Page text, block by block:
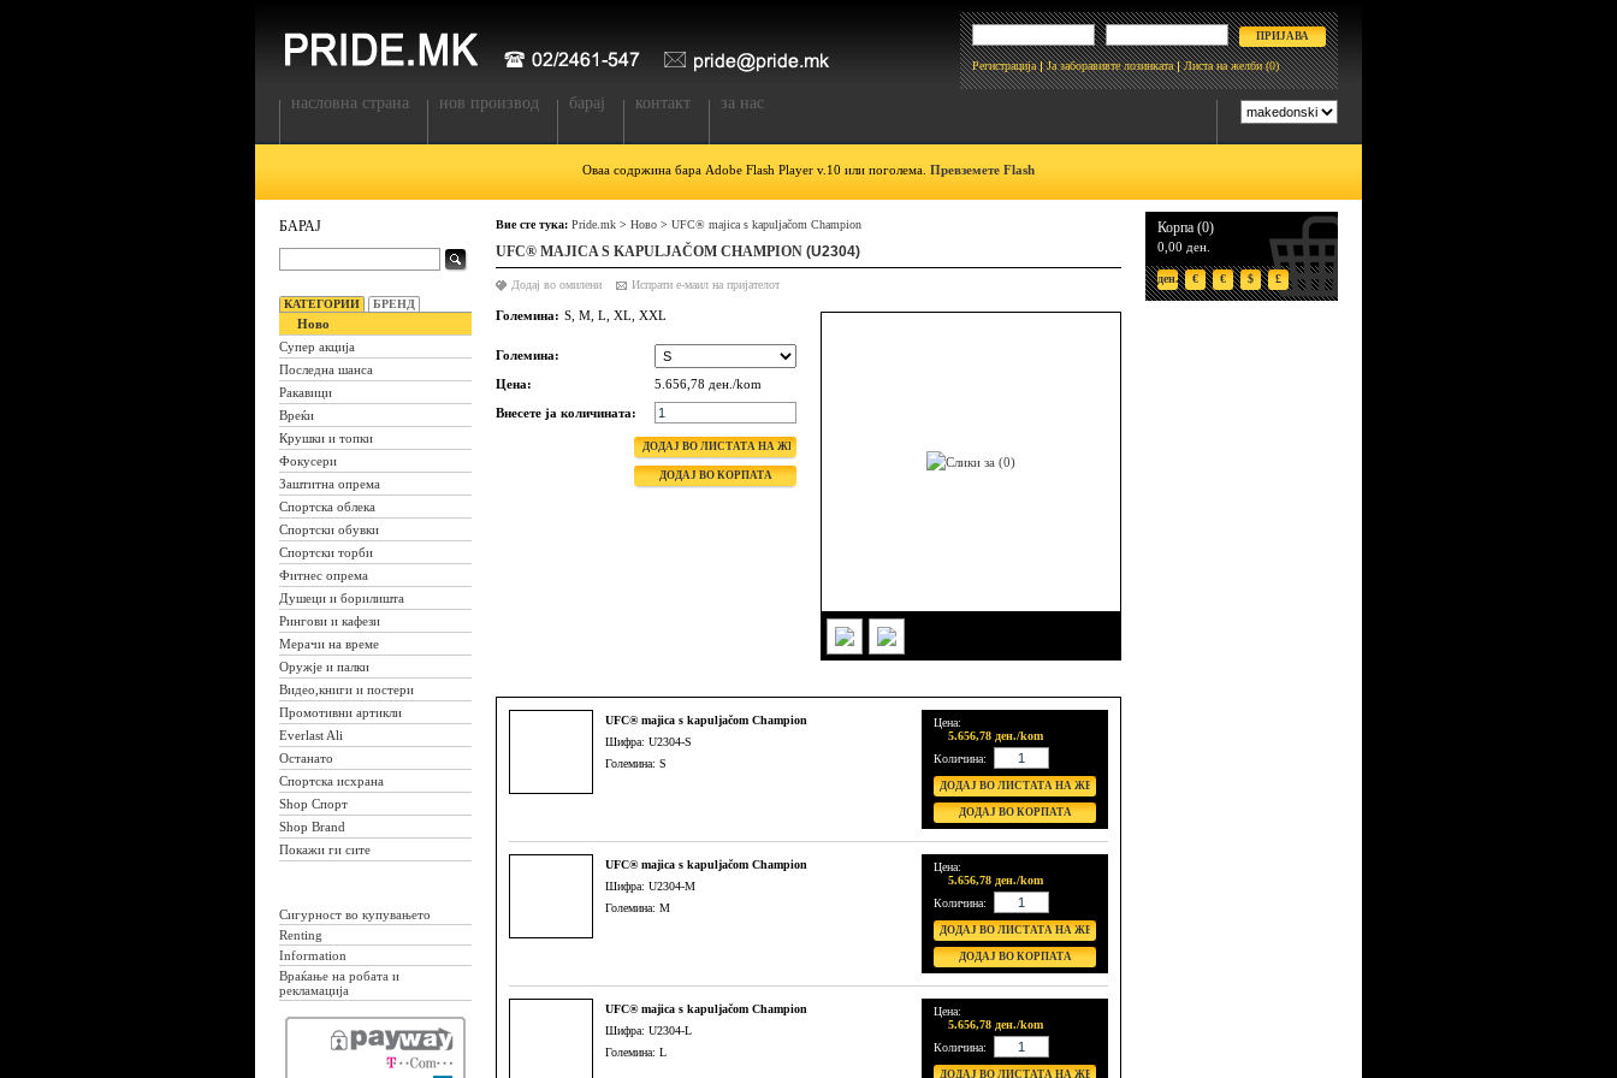
Регистрација Ја заборавивте лозинката Листа на желби (0)
насловна страна нов производ барај контакт за нас
Оваа содржина бара Adobe Flash Player v.10 или поголема. Превземете Flash
БАРАЈ
КАТЕГОРИИ БРЕНД
Ново
Супер акција
Последна шанса
Ракавици
Вреќи
Крушки и топки
Фокусери
Заштитна опрема
Спортска облека
Спортски обувки
Спортски торби
Фитнес опрема
Душеци и борилишта
Рингови и кафези
Мерачи на време
Оружје и палки
Видео,книги и постери
Промотивни артикли
Everlast Ali
Останато
Спортска исхрана
Shop Спорт
Shop Brand
Покажи ги сите
Сигурност во купувањето
Renting
Information
Враќање на робата и
рекламација
Вие сте тука: Pride.mk > Ново > UFC® majica s kapuljačom Champion
UFC® MAJICA S KAPULJAČOM CHAMPION (U2304)
Додај во омилени
Големина: S, M, L, XL, XXL
Големина:
Цена:
5.656,78 ден./kom
Внесете ја количината:
UFC® majica s kapuljačom Champion
Шифра: U2304-S
Големина: S
Цена:
5.656,78 ден./kom
Количина:
UFC® majica s kapuljačom Champion
Шифра: U2304-M
Големина: M
Цена:
5.656,78 ден./kom
Количина:
UFC® majica s kapuljačom Champion
Шифра: U2304-L
Големина: L
Цена:
5.656,78 ден./kom
Количина:
Корпа (0)
0,00 ден.
ден. € € $ £